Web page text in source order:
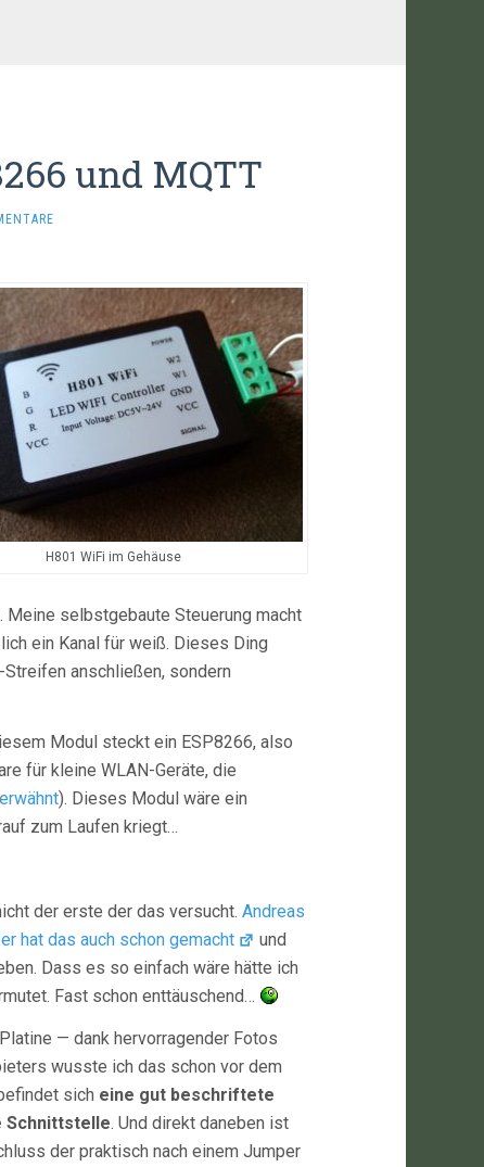
und MQTT
H801 WiFi im Gehäuse
selbstgebaute Steuerung macht
ein Kanal für weiß. Dieses Ding
Streifen anschließen, sondern
Modul steckt ein ESP8266, also
für kleine WLAN-Geräte, die
). Dieses Modul wäre ein
zum Laufen kriegt…
der erste der das versucht. Andreas
hat das auch schon gemacht
und
Dass es so einfach wäre hätte ich
Fast schon enttäuschend…
— dank hervorragender Fotos
wusste ich das schon vor dem
sich eine gut beschriftete
Schnittstelle. Und direkt daneben ist
der praktisch nach einem Jumper